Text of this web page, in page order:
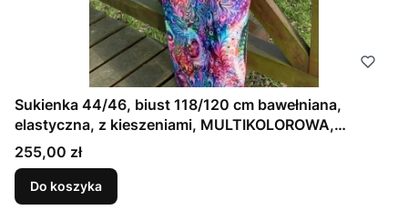
Sukienka 44/46, biust 118/120 cm bawełniana,
elastyczna, z kieszeniami, MULTIKOLOROWA,
FIOLETOWA
Cena
255,00 zł
Do koszyka